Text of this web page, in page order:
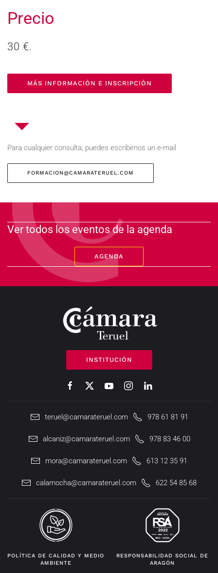
Precio
30 €.
MÁS INFORMACIÓN E INSCRIPCIÓN
Para cualquier consulta, puedes escribirnos un e-mail
FORMACION@CAMARATERUEL.COM
Ver todos los eventos de la agenda
AGENDA
INSTITUCIÓN
teruel@camarateruel.com 978 61 81 91
alcaniz@camarateruel.com 978 83 46 00
mora@camarateruel.com 613 12 35 91
calamocha@camarateruel.com 622 54 85 68
POLÍTICA DE CALIDAD Y MEDIO
AMBIENTE
RESPONSABILIDAD SOCIAL DE
ARAGÓN